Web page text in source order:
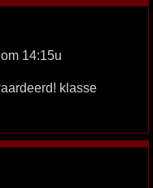
14:15u
klasse